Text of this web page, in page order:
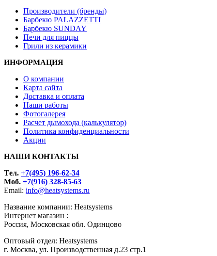
Производители (бренды)
Барбекю PALAZZETTI
Барбекю SUNDAY
Печи для пиццы
Грили из керамики
ИНФОРМАЦИЯ
О компании
Карта сайта
Доставка и оплата
Наши работы
Фотогалерея
Расчет дымохода (калькулятор)
Политика конфиденциальности
Акции
НАШИ КОНТАКТЫ
Tел. +7(495) 196-62-34
Моб. +7(916) 328-85-63
Email: info@heatsystems.ru
Название компании: Heatsystems
Интернет магазин :
Россия, Московская обл. Одинцово
Оптовый отдел: Heatsystems
г. Москва, ул. Производственная д.23 стр.1